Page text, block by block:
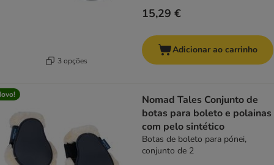
3 opções
15,29 €
Adicionar ao carrinho
Nomad Tales Conjunto de
botas para boleto e polainas
com pelo sintético
Botas de boleto para pónei,
conjunto de 2